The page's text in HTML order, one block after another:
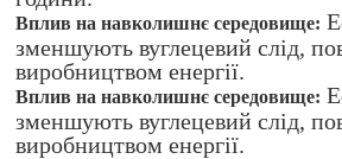
Вплив на навколишнє середовище:
зменшують вуглецевий слід,
виробництвом енергії.
Вплив на навколишнє середовище:
зменшують вуглецевий слід,
виробництвом енергії.